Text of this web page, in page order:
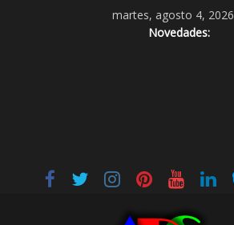
martes, agosto 4, 2026
Novedades: